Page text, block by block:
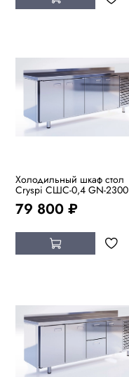
Холодильный шкаф стол
Cryspi СШC-0,4 GN-2300
79 800 ₽